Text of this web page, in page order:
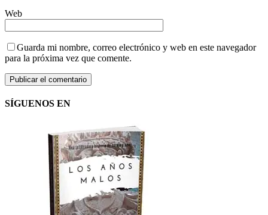
Web
Guarda mi nombre, correo electrónico y web en este navegador
para la próxima vez que comente.
SÍGUENOS EN